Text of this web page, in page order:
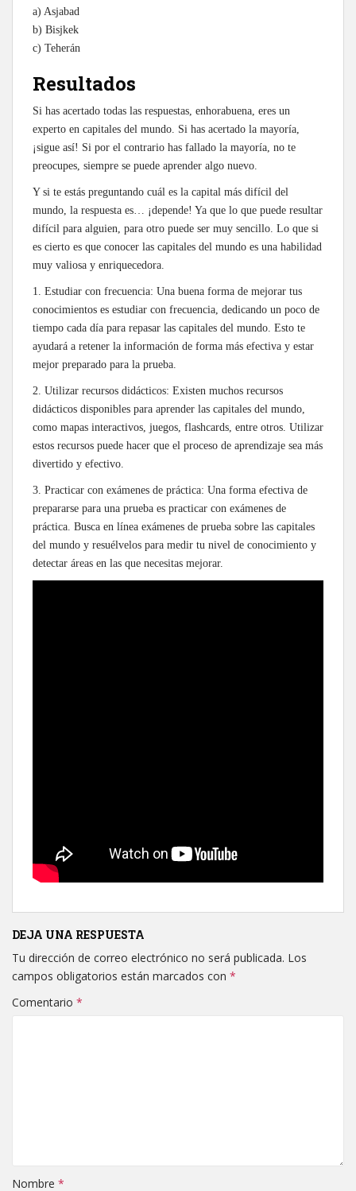
a) Asjabad
b) Bisjkek
c) Teherán
Resultados
Si has acertado todas las respuestas, enhorabuena, eres un
experto en capitales del mundo. Si has acertado la mayoría,
¡sigue así! Si por el contrario has fallado la mayoría, no te
preocupes, siempre se puede aprender algo nuevo.
Y si te estás preguntando cuál es la capital más difícil del
mundo, la respuesta es… ¡depende! Ya que lo que puede resultar
difícil para alguien, para otro puede ser muy sencillo. Lo que si
es cierto es que conocer las capitales del mundo es una habilidad
muy valiosa y enriquecedora.
1. Estudiar con frecuencia: Una buena forma de mejorar tus
conocimientos es estudiar con frecuencia, dedicando un poco de
tiempo cada día para repasar las capitales del mundo. Esto te
ayudará a retener la información de forma más efectiva y estar
mejor preparado para la prueba.
2. Utilizar recursos didácticos: Existen muchos recursos
didácticos disponibles para aprender las capitales del mundo,
como mapas interactivos, juegos, flashcards, entre otros. Utilizar
estos recursos puede hacer que el proceso de aprendizaje sea más
divertido y efectivo.
3. Practicar con exámenes de práctica: Una forma efectiva de
prepararse para una prueba es practicar con exámenes de
práctica. Busca en línea exámenes de prueba sobre las capitales
del mundo y resuélvelos para medir tu nivel de conocimiento y
detectar áreas en las que necesitas mejorar.
DEJA UNA RESPUESTA
Tu dirección de correo electrónico no será publicada. Los
campos obligatorios están marcados con *
Comentario *
Nombre *